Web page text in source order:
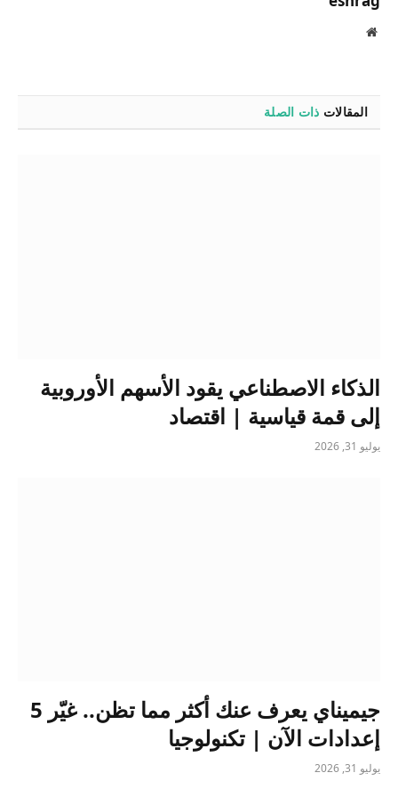
موقع
المقالات ذات الصلة
الذكاء الاصطناعي يقود الأسهم الأوروبية
إلى قمة قياسية | اقتصاد
يوليو 31, 2026
جيميناي يعرف عنك أكثر مما تظن.. غيّر 5
إعدادات الآن | تكنولوجيا
يوليو 31, 2026